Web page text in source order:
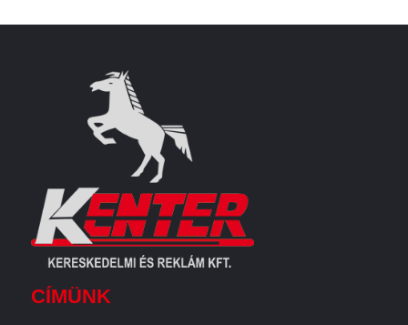
CÍMÜNK